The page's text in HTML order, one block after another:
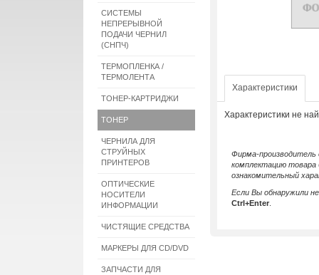
СИСТЕМЫ
НЕПРЕРЫВНОЙ
ПОДАЧИ ЧЕРНИЛ
(СНПЧ)
ТЕРМОПЛЕНКА /
ТЕРМОЛЕНТА
ТОНЕР-КАРТРИДЖИ
ТОНЕР
ЧЕРНИЛА ДЛЯ
СТРУЙНЫХ
ПРИНТЕРОВ
ОПТИЧЕСКИЕ
НОСИТЕЛИ
ИНФОРМАЦИИ
ЧИСТЯЩИЕ СРЕДСТВА
МАРКЕРЫ ДЛЯ CD/DVD
ЗАПЧАСТИ ДЛЯ
Характеристики
Характеристики не
Фирма-производитель
комплектацию товара
ознакомительный
Если Вы обнаружили
Ctrl+Enter